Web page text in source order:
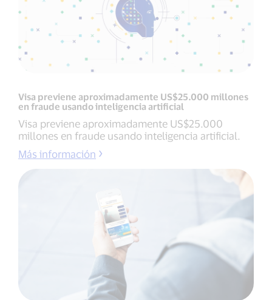
Visa previene aproximadamente US$25.000 millones
en fraude usando inteligencia artificial
Visa previene aproximadamente US$25.000
millones en fraude usando inteligencia artificial.
Más información